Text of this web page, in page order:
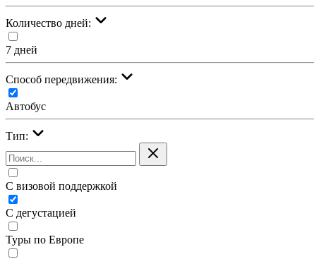
Количество дней:
7 дней
Cпособ передвижения:
Автобус
Тип:
С визовой поддержкой
С дегустацией
Туры по Европе